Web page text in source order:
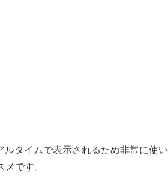
タイムで表示されるため非常に使い
です。